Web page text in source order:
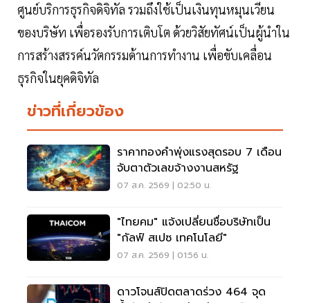
ศูนย์บริการธุรกิจดิจิทัล รวมถึงใช้เป็นเงินทุนหมุนเวียน
ของบริษัท เพื่อรองรับการเติบโต ด้วยวิสัยทัศน์เป็นผู้นำใน
การสร้างสรรค์นวัตกรรมด้านการทำงาน เพื่อขับเคลื่อน
ธุรกิจในยุคดิจิทัล
ข่าวที่เกี่ยวข้อง
ราคาทองคำพุ่งแรงสุดรอบ 7 เดือน
จับตาตัวเลขจ้างงานสหรัฐ
07 ส.ค. 2569 | 02:50 น.
"ไทยคม" แจ้งเปลี่ยนชื่อบริษัทเป็น
"กัลฟ์ สเปซ เทคโนโลยี"
07 ส.ค. 2569 | 01:56 น.
ดาวโจนส์ปิดตลาดร่วง 464 จุด